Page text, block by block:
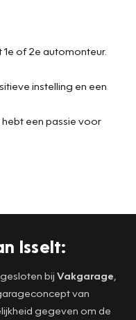
of 2e automonteur.
instelling en een
hebt een passie voor
Isselt:
bij Vakgarage
van
gegeven om de